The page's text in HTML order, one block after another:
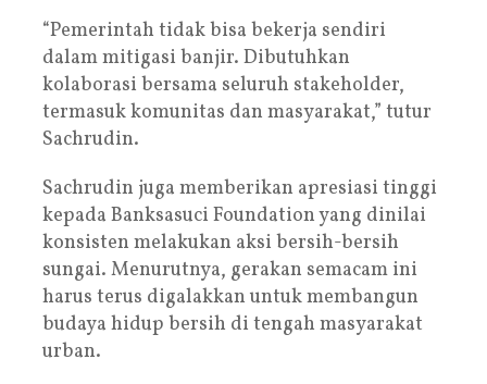
“Pemerintah tidak bisa bekerja sendiri
dalam mitigasi banjir. Dibutuhkan
kolaborasi bersama seluruh stakeholder,
termasuk komunitas dan masyarakat,” tutur
Sachrudin.
Sachrudin juga memberikan apresiasi tinggi
kepada Banksasuci Foundation yang dinilai
konsisten melakukan aksi bersih-bersih
sungai. Menurutnya, gerakan semacam ini
harus terus digalakkan untuk membangun
budaya hidup bersih di tengah masyarakat
urban.